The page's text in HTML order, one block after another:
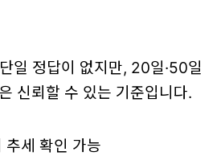
일 정답이 없지만, 20일·50일
신뢰할 수 있는 기준입니다.
추세 확인 가능